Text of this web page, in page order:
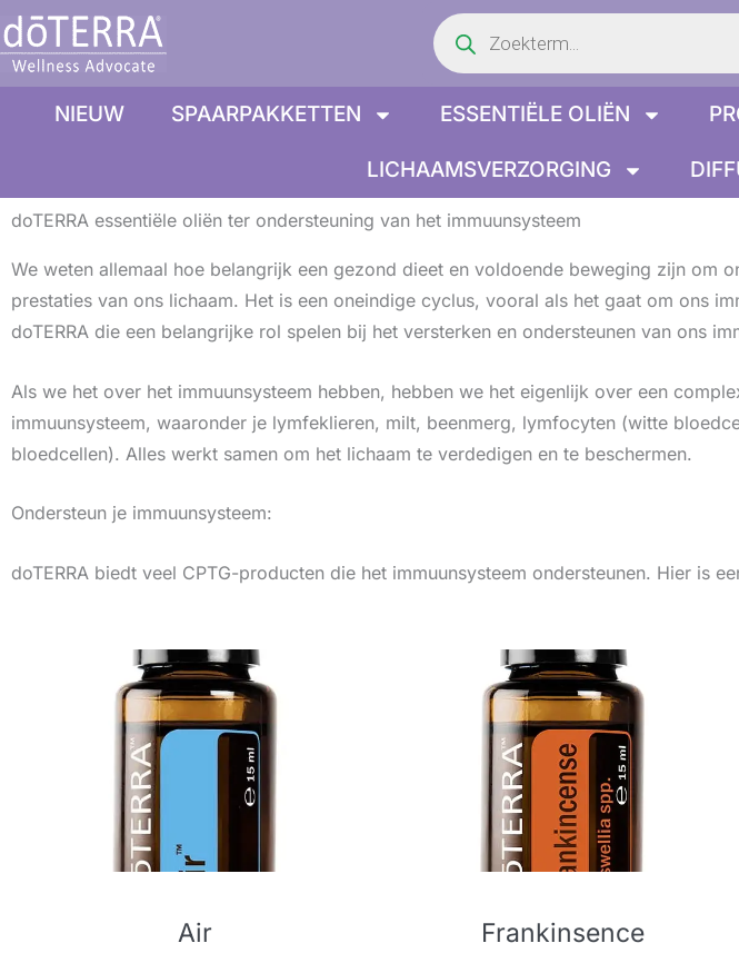
Ga
naar
de
Producten
zoeken
NIEUW SPAARPAKKETTEN ESSENTIËLE OLIËN
LICHAAMSVERZORGING
doTERRA essentiële oliën ter ondersteuning van het immuunsysteem
We weten allemaal hoe belangrijk een gezond dieet en voldoende beweging zijn om
prestaties van ons lichaam. Het is een oneindige cyclus, vooral als het gaat om ons
doTERRA die een belangrijke rol spelen bij het versterken en ondersteunen van ons
Als we het over het immuunsysteem hebben, hebben we het eigenlijk over een
immuunsysteem, waaronder je lymfeklieren, milt, beenmerg, lymfocyten (witte
bloedcellen). Alles werkt samen om het lichaam te verdedigen en te beschermen.
Ondersteun je immuunsysteem:
doTERRA biedt veel CPTG-producten die het immuunsysteem ondersteunen. Hier is
Air Frankinsence